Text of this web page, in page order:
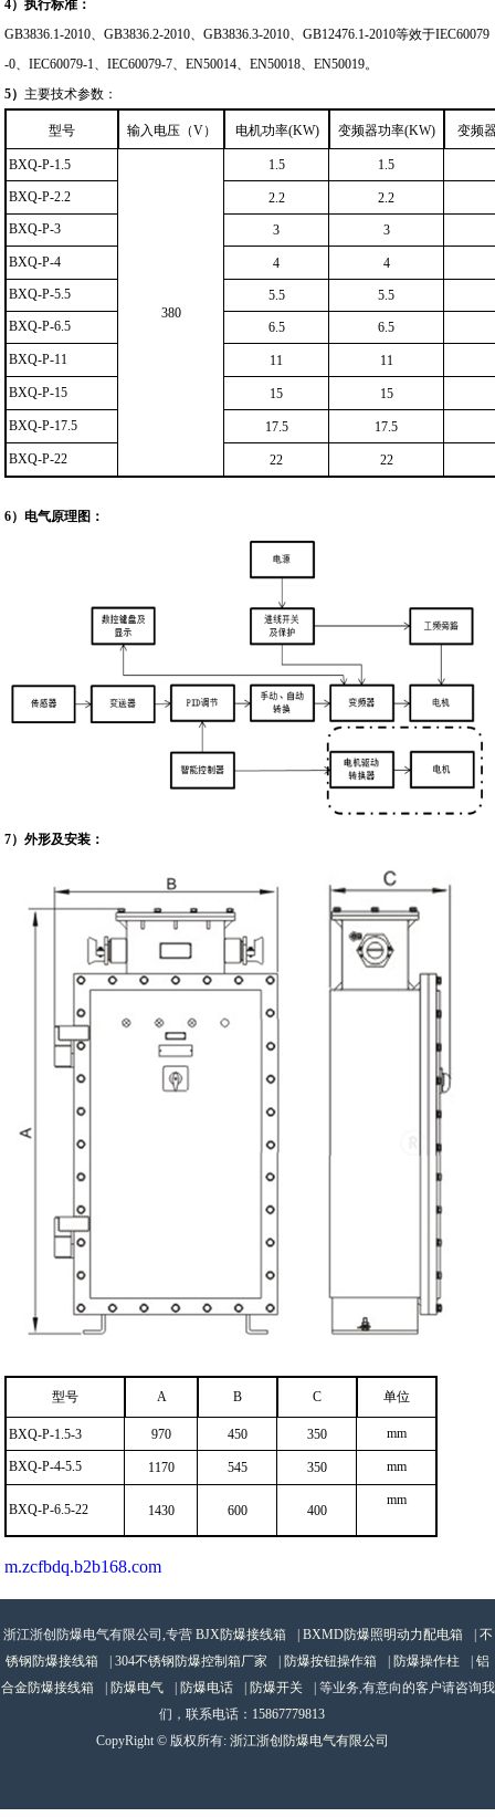
4）执行标准：
GB3836.1-2010、GB3836.2-2010、GB3836.3-2010、GB12476.1-2010等效于IEC60079
-0、IEC60079-1、IEC60079-7、EN50014、EN50018、EN50019。
5） 主要技术参数：
型号 输入电压（V） 电机功率(KW) 变频器功率(KW) 变频
BXQ-P-1.5
380
1.5 1.5
BXQ-P-2.2 2.2
2.2
BXQ-P-3
3 3
BXQ-P-4 4
4
BXQ-P-5.5
5.5
5.5
BXQ-P-6.5
6.5 6.5
BXQ-P-11 11 11
BXQ-P-15 15 15
BXQ-P-17.5 17.5 17.5
BXQ-P-22 22 22
6）电气原理图：
7）外形及安装：
型号 A B C 单位
BXQ-P-1.5-3 970 450 350 mm
BXQ-P-4-5.5 1170 545 350 mm
BXQ-P-6.5-22 1430 600 400
mm
m.zcfbdq.b2b168.com
浙江浙创防爆电气有限公司,专营 BJX防爆接线箱 | BXMD防爆照明动力配电箱 | 不
锈钢防爆接线箱
| 304不锈钢防爆控制箱厂家 | 防爆按钮操作箱 | 防爆操作柱 | 铝
合金防爆接线箱
| 防爆电气 | 防爆电话 | 防爆开关
| 等业务,有意向的客户请咨询我
们，联系电话： 15867779813
CopyRight © 版权所有: 浙江浙创防爆电气有限公司